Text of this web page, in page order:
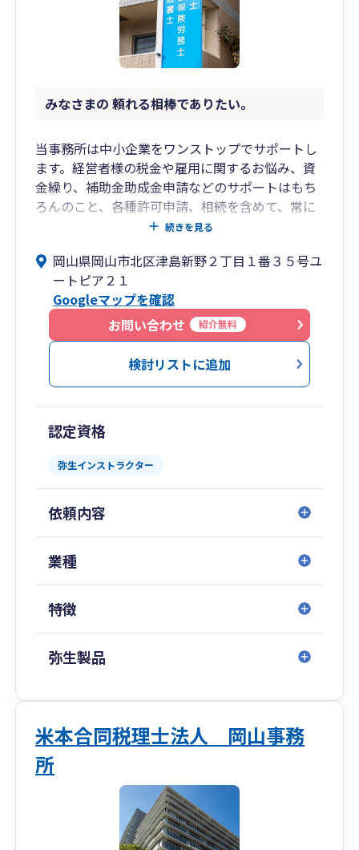
みなさまの 頼れる相棒でありたい。
当事務所は中小企業をワンストップでサポートし
ます。経営者様の税金や雇用に関するお悩み、資
金繰り、補助金助成金申請などのサポートはもち
ろんのこと、各種許可申請、相続を含めて、常に
最新の情報をキャッチし最適な方法でサポートし
資金調達や事業計画書作成も迅速にサポートして
おります。
「中小企業のベストパートナー」として、経営者
様にとことん向き合い、互いに切磋琢磨し、成長
していくことが私の理想であります。「企業は社
会の公器」という松下幸之助氏（現Panasonic創
業者）の言葉があります。私腹を肥やすのではな
ります。生まれ育った岡山から日本全国を元気に
していきます！
続きを見る
岡山県岡山市北区津島新野２丁目１番３５号ユ
ートピア２１
Googleマップを確認
お問い合わせ
紹介無料
検討リストに追加
認定資格
弥生インストラクター
依頼内容
業種
特徴
弥生製品
米本合同税理士法人 岡山事務
所